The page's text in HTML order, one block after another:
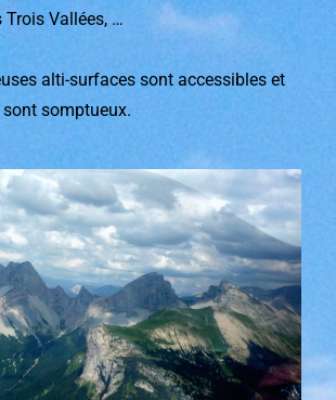
Trois Vallées, …
alti-surfaces sont accessibles et
somptueux.